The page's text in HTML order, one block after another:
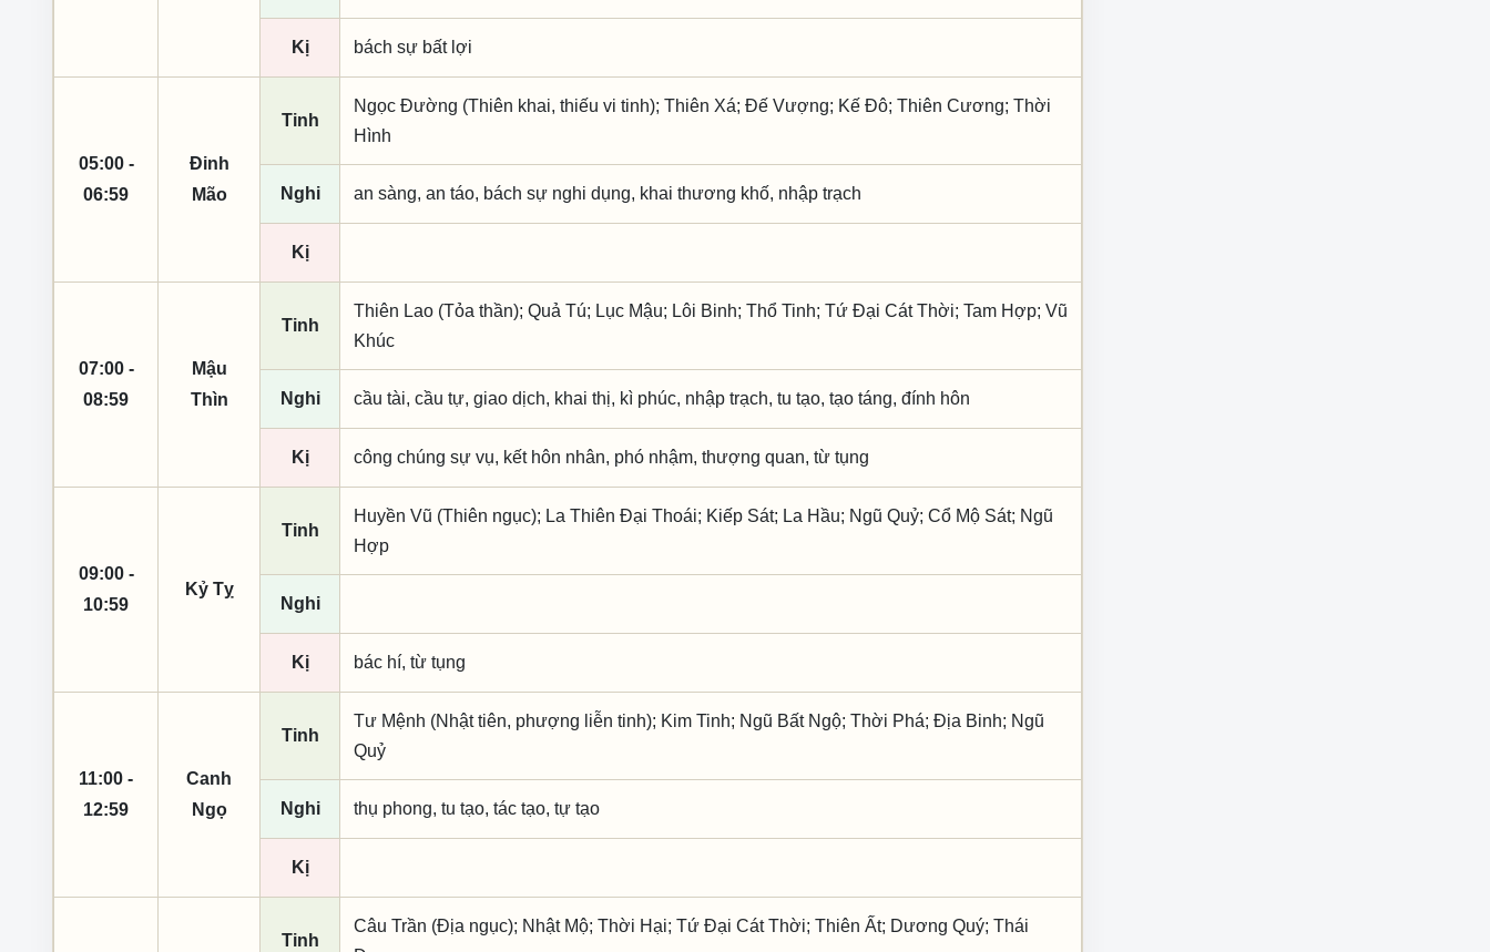
Kị bách sự bất lợi
05:00 -
06:59
Đinh
Mão
Tinh
Ngọc Đường (Thiên khai, thiếu vi tinh); Thiên Xá; Đế Vượng; Kế Đô; Thiên Cương; Thời
Hình
Nghi an sàng, an táo, bách sự nghi dụng, khai thương khố, nhập trạch
Kị
07:00 -
08:59
Mậu
Thìn
Tinh
Thiên Lao (Tỏa thần); Quả Tú; Lục Mậu; Lôi Binh; Thổ Tinh; Tứ Đại Cát Thời; Tam Hợp; Vũ
Khúc
Nghi cầu tài, cầu tự, giao dịch, khai thị, kì phúc, nhập trạch, tu tạo, tạo táng, đính hôn
Kị công chúng sự vụ, kết hôn nhân, phó nhậm, thượng quan, từ tụng
09:00 -
10:59
Kỷ Tỵ
Tinh
Huyền Vũ (Thiên ngục); La Thiên Đại Thoái; Kiếp Sát; La Hầu; Ngũ Quỷ; Cổ Mộ Sát; Ngũ
Hợp
Nghi
Kị bác hí, từ tụng
11:00 -
12:59
Canh
Ngọ
Tinh
Tư Mệnh (Nhật tiên, phượng liễn tinh); Kim Tinh; Ngũ Bất Ngộ; Thời Phá; Địa Binh; Ngũ
Quỷ
Nghi thụ phong, tu tạo, tác tạo, tự tạo
Kị
Tinh
Câu Trần (Địa ngục); Nhật Mộ; Thời Hại; Tứ Đại Cát Thời; Thiên Ất; Dương Quý; Thái